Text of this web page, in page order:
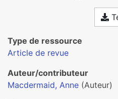
Type de ressource
Article de revue
Auteur/contributeur
Macdermaid, Anne (Auteur)